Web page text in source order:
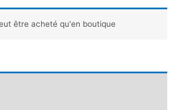
être acheté qu'en boutique